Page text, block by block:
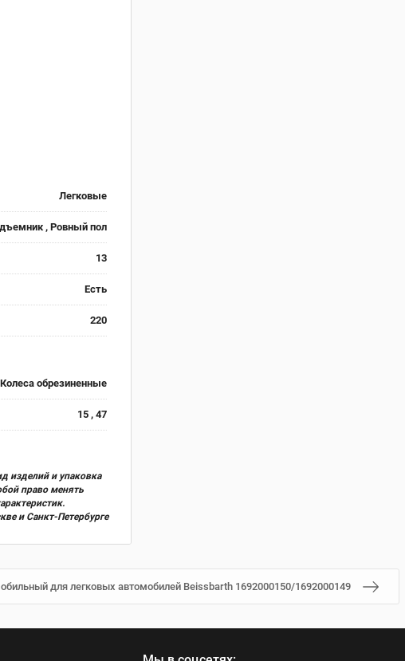
Легковые
, Ровный пол
13
Есть
220
Колеса обрезиненные
15 , 47
изделий и упаковка
право менять
и Санкт-Петербурге
для легковых автомобилей Beissbarth 1692000150/1692000149